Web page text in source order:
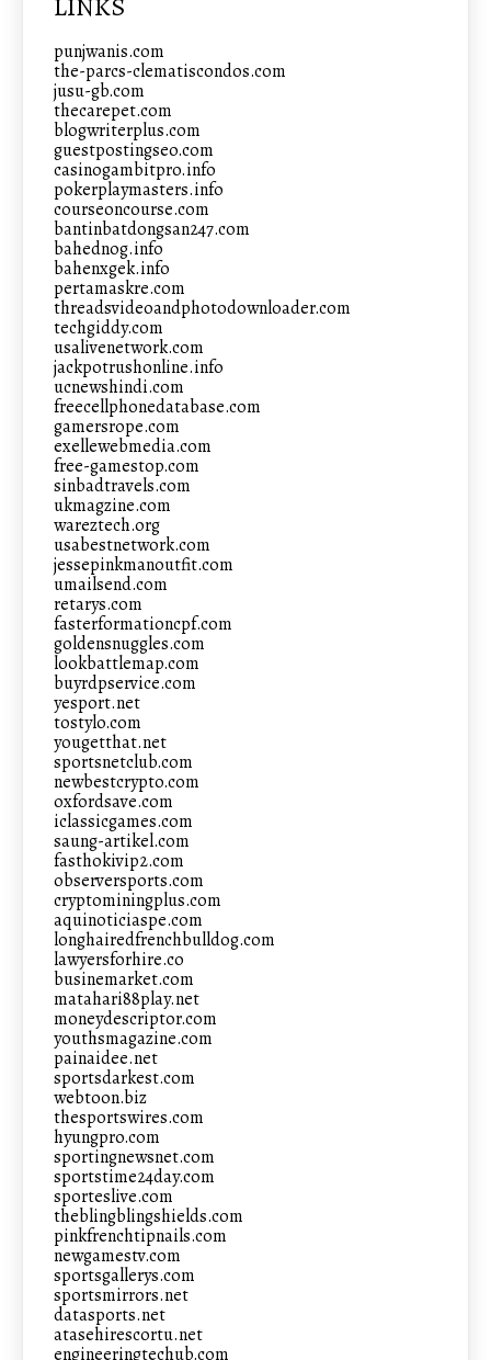
punjwanis.com
the-parcs-clematiscondos.com
jusu-gb.com
thecarepet.com
blogwriterplus.com
guestpostingseo.com
casinogambitpro.info
pokerplaymasters.info
courseoncourse.com
bantinbatdongsan247.com
bahednog.info
bahenxgek.info
pertamaskre.com
threadsvideoandphotodownloader.com
techgiddy.com
usalivenetwork.com
jackpotrushonline.info
ucnewshindi.com
freecellphonedatabase.com
gamersrope.com
exellewebmedia.com
free-gamestop.com
sinbadtravels.com
ukmagzine.com
wareztech.org
usabestnetwork.com
jessepinkmanoutfit.com
umailsend.com
retarys.com
fasterformationcpf.com
goldensnuggles.com
lookbattlemap.com
buyrdpservice.com
yesport.net
tostylo.com
yougetthat.net
sportsnetclub.com
newbestcrypto.com
oxfordsave.com
iclassicgames.com
saung-artikel.com
fasthokivip2.com
observersports.com
cryptominingplus.com
aquinoticiaspe.com
longhairedfrenchbulldog.com
lawyersforhire.co
businemarket.com
matahari88play.net
moneydescriptor.com
youthsmagazine.com
painaidee.net
sportsdarkest.com
webtoon.biz
thesportswires.com
hyungpro.com
sportingnewsnet.com
sportstime24day.com
sporteslive.com
theblingblingshields.com
pinkfrenchtipnails.com
newgamestv.com
sportsgallerys.com
sportsmirrors.net
datasports.net
atasehirescortu.net
engineeringtechub.com